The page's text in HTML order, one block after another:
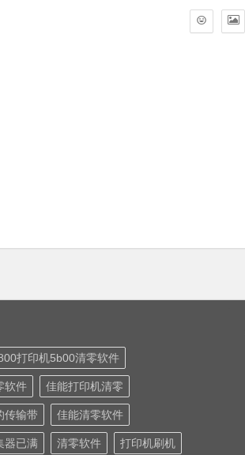
打印机5b00清零软件
软件 佳能打印机清零
传输带 佳能清零软件
器已满 清零软件 打印机刷机